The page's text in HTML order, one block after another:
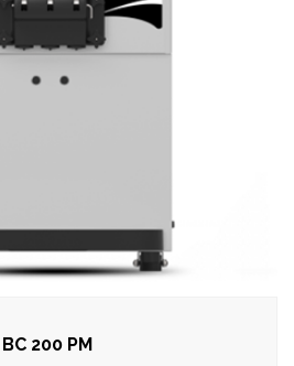
BC 200 PM